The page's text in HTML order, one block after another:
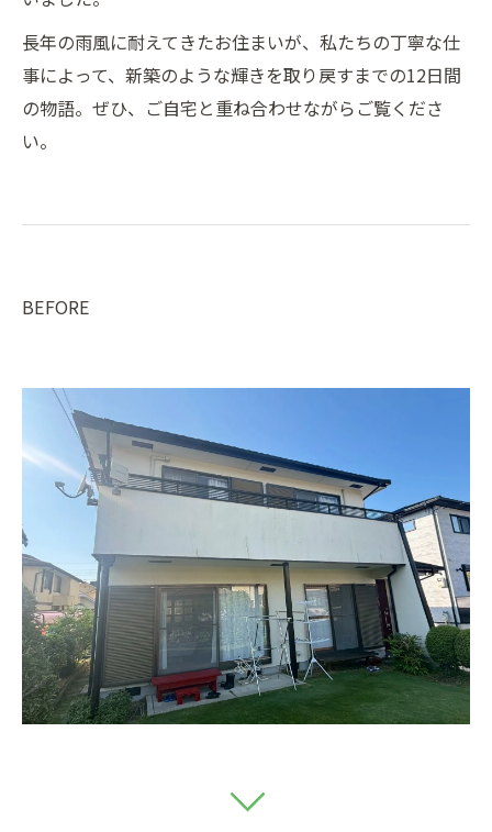
長年の雨風に耐えてきたお住まいが、私たちの丁寧な仕
事によって、新築のような輝きを取り戻すまでの12日間
の物語。ぜひ、ご自宅と重ね合わせながらご覧くださ
い。
BEFORE